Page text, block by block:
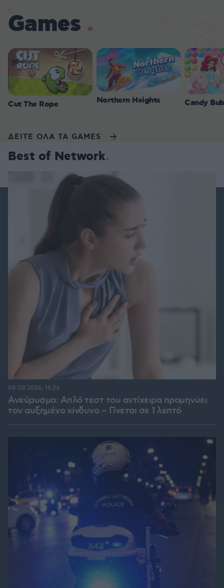
Games
Cut The Rope Northern Heights Candy
ΔΕΙΤΕ ΟΛΑ ΤΑ GAMES
Best of Network
Ανεύρυσμα: Απλό τεστ του αντίχειρα προμηνύει
τον αυξημένο κίνδυνο – Γίνεται σε 1 λεπτό
08.08.2026, 16:24